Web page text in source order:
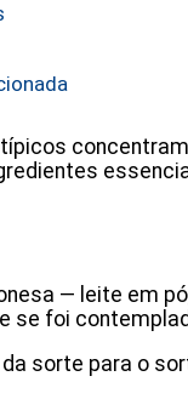
— leite em
se foi
sorte para o